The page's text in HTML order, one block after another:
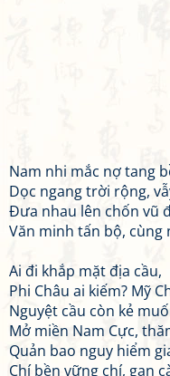
Nam nhi mắc nợ tang
Dọc ngang trời rộng,
Đưa nhau lên chốn vũ
Văn minh tấn bộ, cùng
Ai đi khắp mặt địa cầu,
Phi Châu ai kiếm? Mỹ
Nguyệt cầu còn kẻ
Mở miền Nam Cực,
Quản bao nguy hiểm
Chí bền vững chí, gan